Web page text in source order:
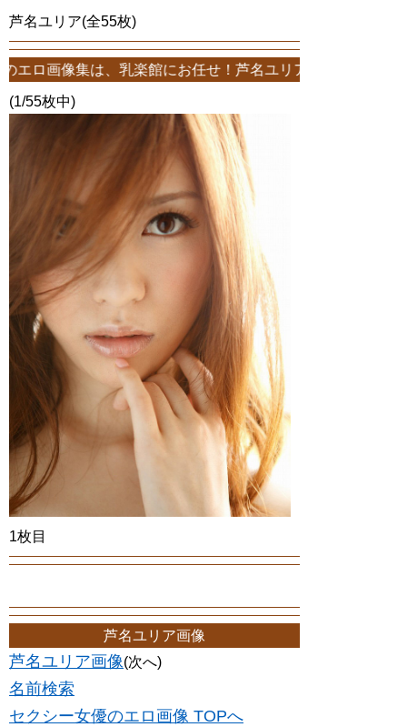
芦名ユリア(全55枚)
乳楽館にお任せ！芦名ユリアエロ画像が55枚！このサイ
(1/55枚中)
1枚目
芦名ユリア画像
芦名ユリア画像(次へ)
名前検索
セクシー女優のエロ画像 TOPへ